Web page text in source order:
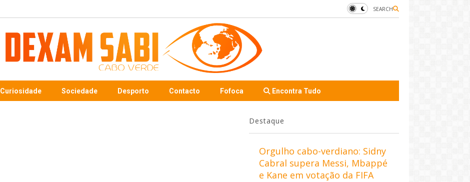
SEARCH
Curiosidade Sociedade Desporto Contacto Fofoca Encontra Tudo
Destaque
Orgulho cabo-verdiano: Sidny
Cabral supera Messi, Mbappé
e Kane em votação da FIFA